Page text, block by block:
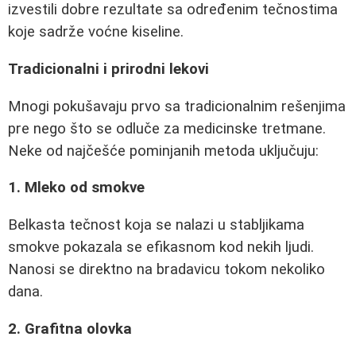
izvestili dobre rezultate sa određenim tečnostima
koje sadrže voćne kiseline.
Tradicionalni i prirodni lekovi
Mnogi pokušavaju prvo sa tradicionalnim rešenjima
pre nego što se odluče za medicinske tretmane.
Neke od najčešće pominjanih metoda uključuju:
1. Mleko od smokve
Belkasta tečnost koja se nalazi u stabljikama
smokve pokazala se efikasnom kod nekih ljudi.
Nanosi se direktno na bradavicu tokom nekoliko
dana.
2. Grafitna olovka